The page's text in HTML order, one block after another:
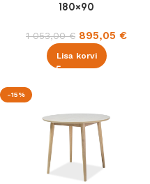
180×90
1 053,00€ 895,05 €
Lisa korvi
-15%